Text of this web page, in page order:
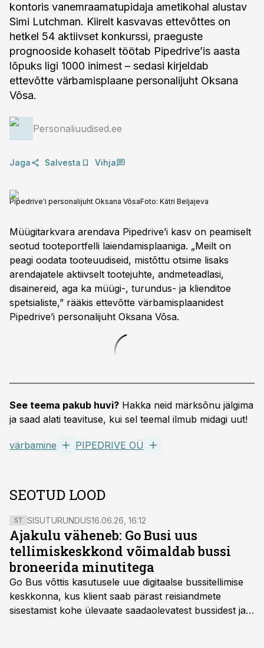
kontoris vanemraamatupidaja ametikohal alustav
Simi Lutchman. Kiirelt kasvavas ettevõttes on
hetkel 54 aktiivset konkurssi, praeguste
prognooside kohaselt töötab Pipedrive’is aasta
lõpuks ligi 1000 inimest – sedasi kirjeldab
ettevõtte värbamisplaane personalijuht Oksana
Võsa.
Personaliuudised.ee
Jaga Salvesta Vihja
Pipedrive'i personalijuht Oksana VõsaFoto: Kätri Beljajeva
Müügitarkvara arendava Pipedrive’i kasv on peamiselt
seotud tooteportfelli laiendamisplaaniga. „Meilt on
peagi oodata tooteuudiseid, mistõttu otsime lisaks
arendajatele aktiivselt tootejuhte, andmeteadlasi,
disainereid, aga ka müügi-, turundus- ja klienditoe
spetsialiste,” rääkis ettevõtte värbamisplaanidest
Pipedrive’i personalijuht Oksana Võsa.
See teema pakub huvi? Hakka neid märksõnu jälgima
ja saad alati teavituse, kui sel teemal ilmub midagi uut!
värbamine PIPEDRIVE OÜ
SEOTUD LOOD
ST SISUTURUNDUS16.06.26, 16:12
Ajakulu väheneb: Go Busi uus
tellimiskeskkond võimaldab bussi
broneerida minutitega
Go Bus võttis kasutusele uue digitaalse bussitellimise
keskkonna, kus klient saab pärast reisiandmete
sisestamist kohe ülevaate saadaolevatest bussidest ja